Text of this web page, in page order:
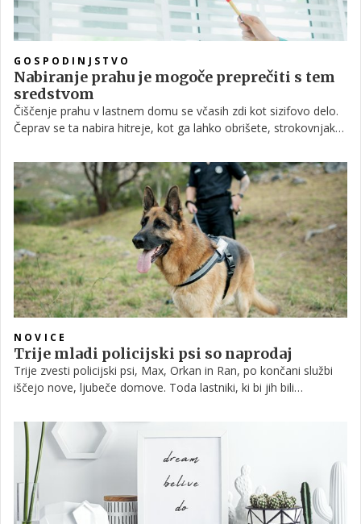
GOSPODINJSTVO
Nabiranje prahu je mogoče preprečiti s tem
sredstvom
Čiščenje prahu v lastnem domu se včasih zdi kot sizifovo delo.
Čeprav se ta nabira hitreje, kot ga lahko obrišete, strokovnjak
kopičenje.
NOVICE
Trije mladi policijski psi so naprodaj
Trije zvesti policijski psi, Max, Orkan in Ran, po končani službi
iščejo nove, ljubeče domove. Toda lastniki, ki bi jih bili
odgovornost, saj gre za nekdanje policijske pse. Posvojiteljem
se obeta posebna odgovornost, a tudi neprecenljiva družba.